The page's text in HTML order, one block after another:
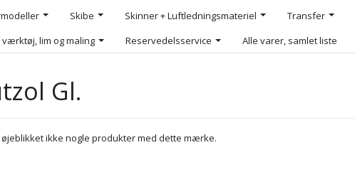
Skibe Skinner + Luftledningsmateriel Transfer
værktøj, lim og maling Reservedelsservice Alle varer, samlet liste
Gl.
øjeblikket ikke nogle produkter med dette mærke.